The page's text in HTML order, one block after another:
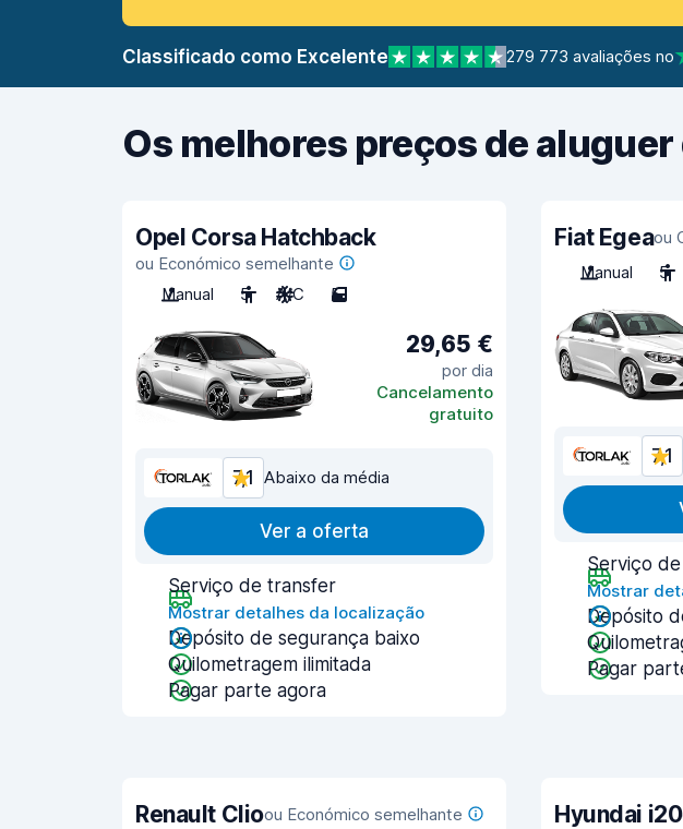
Classificado como Excelente 279 773 avaliações no
Os melhores preços de
Opel Corsa Hatchback
ou Económico semelhante
Manual
5 A/C 5
29,65 €
por dia
Cancelamento
gratuito
7,1 Abaixo da média
Ver a oferta
Serviço de transfer
Mostrar detalhes da localização
Depósito de segurança baixo
Quilometragem ilimitada
Pagar parte agora
Fiat Egeaou
Manual
5
7,1
Serviço
Mostrar
Depósito
Pagar
Renault Clioou Económico semelhante
Hyundai i20